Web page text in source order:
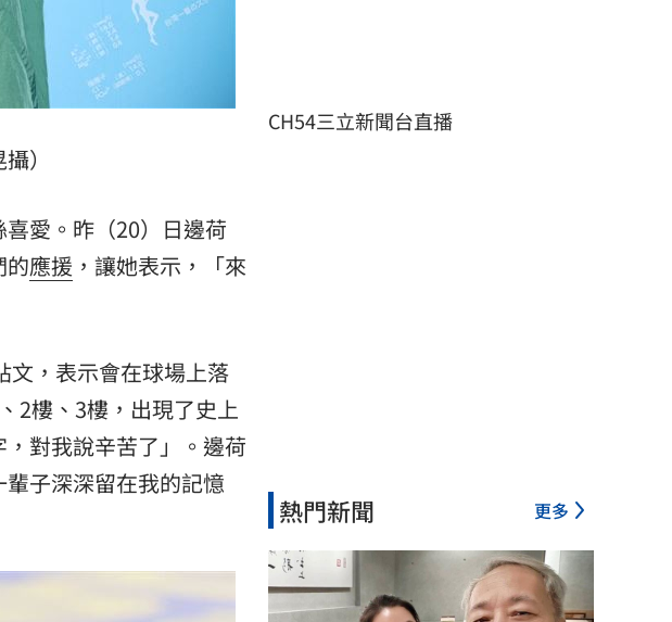
）
愛。昨（20）日邊荷
的應援 ，讓她表示，「來
文，表示會在球場上落
2樓、3樓，出現了史上
對我說辛苦了」。邊荷
子深深留在我的記憶
CH54三立新聞台直播
熱門新聞 更多